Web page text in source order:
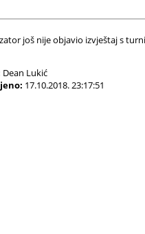
još nije objavio izvještaj s
Dean Lukić
17.10.2018. 23:17:51